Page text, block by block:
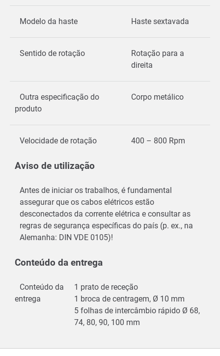
Modelo da haste Haste sextavada
Sentido de rotação
Rotação para a
direita
Outra especificação do
produto
Corpo metálico
Velocidade de rotação 400 – 800 Rpm
Aviso de utilização
Antes de iniciar os trabalhos, é fundamental
assegurar que os cabos elétricos estão
desconectados da corrente elétrica e consultar as
regras de segurança específicas do país (p. ex., na
Alemanha: DIN VDE 0105)!
Conteúdo da entrega
Conteúdo da
entrega
1 prato de receção
1 broca de centragem, Ø 10 mm
5 folhas de intercâmbio rápido Ø 68,
74, 80, 90, 100 mm